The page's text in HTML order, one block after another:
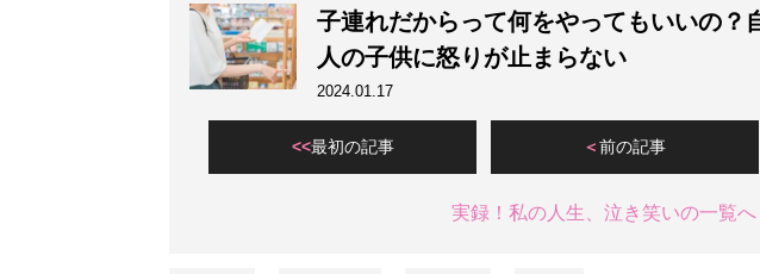
子連れだからって何をやってもいいの？
人の子供に怒りが止まらない
2024.01.17
最初の記事 前の記事
実録！私の人生、泣き笑いの一覧へ